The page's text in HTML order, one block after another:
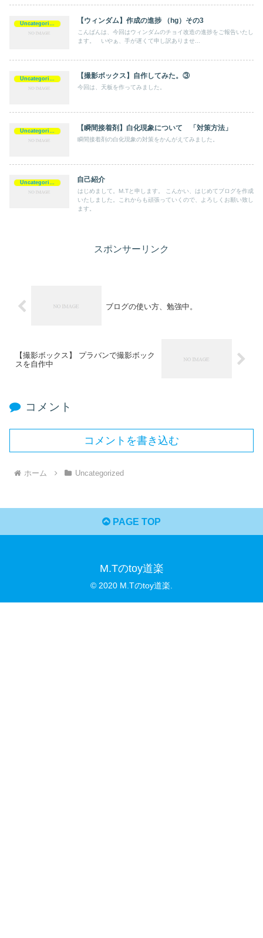
Uncategorized 【ウィンダム】作成の進捗 （hg）その3
こんばんは、今回はウィンダムのチョイ改造の進捗をご報告いたし
ます。 いやぁ、手が遅くて申し訳ありませ...
Uncategorized 【撮影ボックス】自作してみた。③
今回は、天板を作ってみました。
【瞬間接着剤】白化現象について 「対策方法」
瞬間接着剤の白化現象の対策をかんがえてみました。
Uncategorized 自己紹介
はじめまして。M.Tと申します。 こんかい、はじめてブログを作成
いたしました。これからも頑張っていくので、よろしくお願い致し
ます。
スポンサーリンク
ブログの使い方、勉強中。
【撮影ボックス】 プラバンで撮影ボック
スを自作中
コメント
コメントを書き込む
ホーム Uncategorized
PAGE TOP
M.Tのtoy道楽
© 2020 M.Tのtoy道楽.